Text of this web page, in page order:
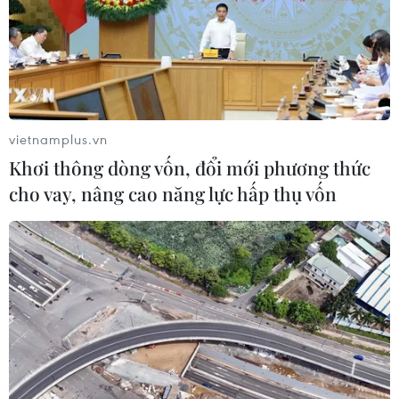
Vietcombank Tower: Tiêu chuẩn ESG
và sức hút trung tâm tài chính
10/08/2026 07:47
Xem thêm
CƠ QUAN CHỦ QUẢN: THÔNG TẤN XÃ VIỆT NAM
Tổng Biên tập: TRẦN TIẾN DUẨN
Phó Tổng Biên tập: NGUYỄN THỊ TÁM, KHÚC THANH
THỦY
vietnamplus.vn
Khơi thông dòng vốn, đổi mới phương thức
cho vay, nâng cao năng lực hấp thụ vốn